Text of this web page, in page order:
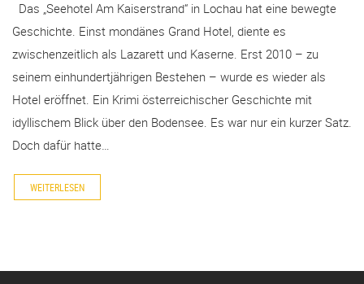
Das „Seehotel Am Kaiserstrand“ in Lochau hat eine bewegte
Geschichte. Einst mondänes Grand Hotel, diente es
zwischenzeitlich als Lazarett und Kaserne. Erst 2010 – zu
seinem einhundertjährigen Bestehen – wurde es wieder als
Hotel eröffnet. Ein Krimi österreichischer Geschichte mit
idyllischem Blick über den Bodensee. Es war nur ein kurzer Satz.
Doch dafür hatte…
WEITERLESEN